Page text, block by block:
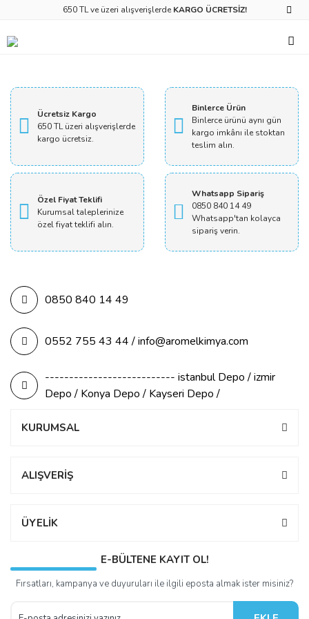
650 TL ve üzeri alışverişlerde KARGO ÜCRETSİZ!
Ücretsiz Kargo
650 TL üzeri alışverişlerde
kargo ücretsiz.
Binlerce Ürün
Binlerce ürünü aynı gün
kargo imkânı ile stoktan
teslim alın.
Özel Fiyat Teklifi
Kurumsal taleplerinize
özel fiyat teklifi alın.
Whatsapp Sipariş
0850 840 14 49
Whatsapp'tan kolayca
sipariş verin.
0850 840 14 49
0552 755 43 44 / info@aromelkimya.com
--------------------------- istanbul Depo / izmir
Depo / Konya Depo / Kayseri Depo /
KURUMSAL
ALIŞVERİŞ
ÜYELİK
E-BÜLTENE KAYIT OL!
Fırsatları, kampanya ve duyuruları ile ilgili eposta almak ister misiniz?